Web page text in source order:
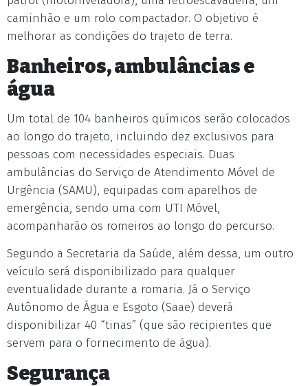
caminhão e um rolo compactador. O objetivo é
melhorar as condições do trajeto de terra.
Banheiros, ambulâncias e
água
Um total de 104 banheiros químicos serão colocados
ao longo do trajeto, incluindo dez exclusivos para
pessoas com necessidades especiais. Duas
ambulâncias do Serviço de Atendimento Móvel de
Urgência (SAMU), equipadas com aparelhos de
emergência, sendo uma com UTI Móvel,
acompanharão os romeiros ao longo do percurso.
Segundo a Secretaria da Saúde, além dessa, um outro
veículo será disponibilizado para qualquer
eventualidade durante a romaria. Já o Serviço
Autônomo de Água e Esgoto (Saae) deverá
disponibilizar 40 “tinas” (que são recipientes que
servem para o fornecimento de água).
Segurança